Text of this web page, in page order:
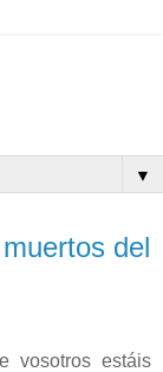
▼
del
vosotros estáis